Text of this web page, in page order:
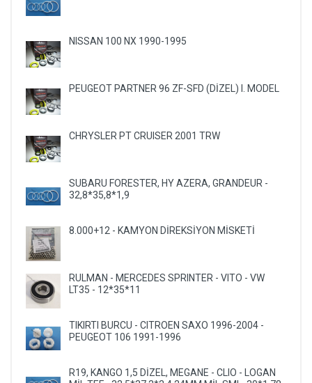
NISSAN 100 NX 1990-1995
PEUGEOT PARTNER 96 ZF-SFD (DİZEL) I. MODEL
CHRYSLER PT CRUISER 2001 TRW
SUBARU FORESTER, HY AZERA, GRANDEUR -
32,8*35,8*1,9
8.000+12 - KAMYON DİREKSİYON MİSKETİ
RULMAN - MERCEDES SPRINTER - VITO - VW
LT35 - 12*35*11
TIKIRTI BURCU - CITROEN SAXO 1996-2004 -
PEUGEOT 106 1991-1996
R19, KANGO 1,5 DİZEL, MEGANE - CLIO - LOGAN